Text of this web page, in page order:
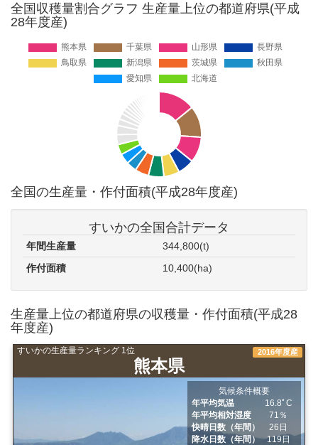
全国収穫量割合グラフ 生産量上位の都道府県(平成
28年度産)
全国の生産量・作付面積(平成28年度産)
すいかの全国合計データ
年間生産量
344,800(t)
作付面積
10,400(ha)
生産量上位の都道府県の収穫量・作付面積(平成28
年度産)
すいかの生産量ランキング 1位
熊本県
2016年度産
気候条件概要
年平均気温
16.8ﾟC
年平均相対湿度
71％
快晴日数（年間）
26日
降水日数（年間）
119日